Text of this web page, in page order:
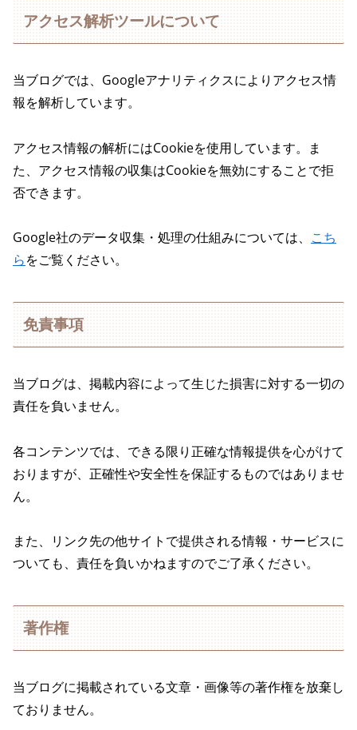
アクセス解析ツールについて
当ブログでは、Googleアナリティクスによりアクセス情
報を解析しています。
アクセス情報の解析にはCookieを使用しています。ま
た、アクセス情報の収集はCookieを無効にすることで拒
否できます。
Google社のデータ収集・処理の仕組みについては、 こち
らをご覧ください。
免責事項
当ブログは、掲載内容によって生じた損害に対する一切の
責任を負いません。
各コンテンツでは、できる限り正確な情報提供を心がけて
おりますが、正確性や安全性を保証するものではありませ
ん。
また、リンク先の他サイトで提供される情報・サービスに
ついても、責任を負いかねますのでご了承ください。
著作権
当ブログに掲載されている文章・画像等の著作権を放棄し
ておりません。